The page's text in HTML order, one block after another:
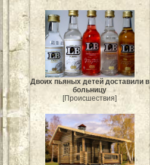
Двоих пьяных детей доставили в
больницу
[Происшествия]